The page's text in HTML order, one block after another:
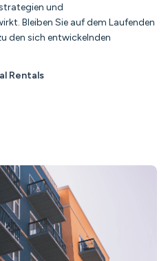
und
Bleiben Sie auf dem Laufenden
den sich entwickelnden
Rentals